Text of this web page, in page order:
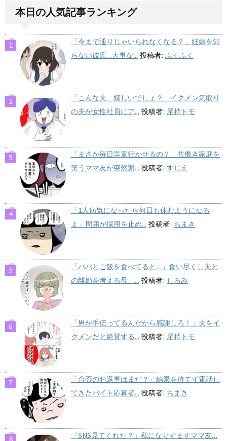
本日の人気記事ランキング
「今まで通りじゃいられなくなる？」妊娠を知
らない彼氏…大事な... 投稿者: ふくふく
「こんな夫、嬉しいでしょ？」イクメン気取り
の夫が女性社員にア... 投稿者: 尾持トモ
「まさか毎日学童行かせるの？」共働き家庭を
笑うママ友が突然謝... 投稿者: すじえ
「1人病気になったら何日も休むようになる
よ」周囲が採用を止め... 投稿者: ちまき
「パパとご飯を食べてると…」食い尽くし夫と
の離婚を考える母、... 投稿者: しろみ
「男が手伝ってるんだから感謝しろ！」夫をイ
クメンだと絶賛する... 投稿者: 尾持トモ
「合否のお返事はまだ？」結果を待てず電話し
てきたバイト応募者... 投稿者: ちまき
「SNS見てくれた？」私になりすますママ友…